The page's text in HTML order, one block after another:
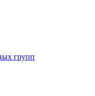
групп